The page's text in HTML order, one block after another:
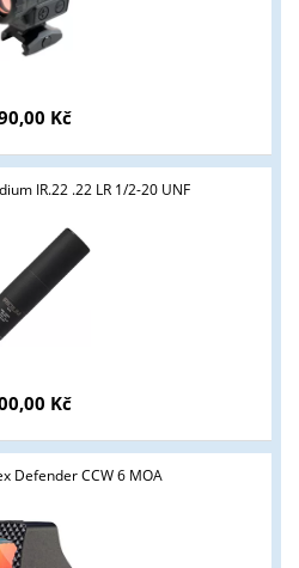
Kč
IR.22 .22 LR 1/2-20 UNF
Kč
Defender CCW 6 MOA
odborné veřejnosti od 18 let a
NE